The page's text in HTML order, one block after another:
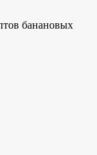
банановых